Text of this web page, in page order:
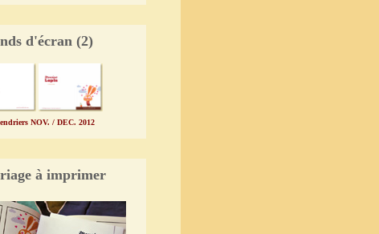
d'écran (2)
NOV. / DEC. 2012
à imprimer